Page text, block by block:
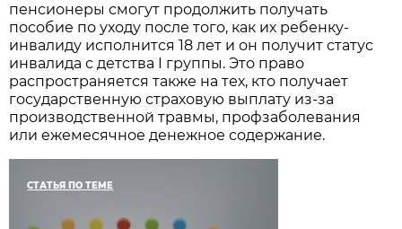
пенсионеры смогут продолжить получать
пособие по уходу после того, как их ребенку-
инвалиду исполнится 18 лет и он получит статус
инвалида с детства I группы. Это право
распространяется также на тех, кто получает
государственную страховую выплату из-за
производственной травмы, профзаболевания
или ежемесячное денежное содержание.
СТАТЬЯ ПО ТЕМЕ